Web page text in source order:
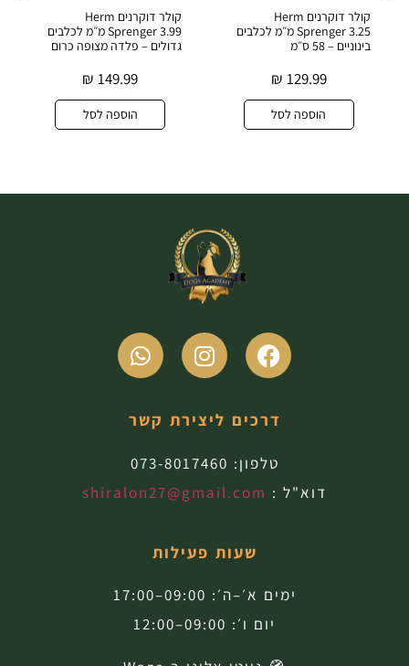
קולר דוקרנים Herm
Sprenger 3.25 מ״מ לכלבים
בינוניים – 58 ס״מ
129.99
₪
הוספה לסל
קולר דוקרנים Herm
Sprenger 3.99 מ״מ לכלבים
גדולים – פלדה מצופה כרום
149.99
₪
הוספה לסל
דרכים ליצירת קשר
טלפון: 073-8017460
דוא"ל : shiralon27@gmail.com
שעות פעילות
ימים א׳–ה׳: 09:00–17:00
יום ו׳: 09:00–12:00